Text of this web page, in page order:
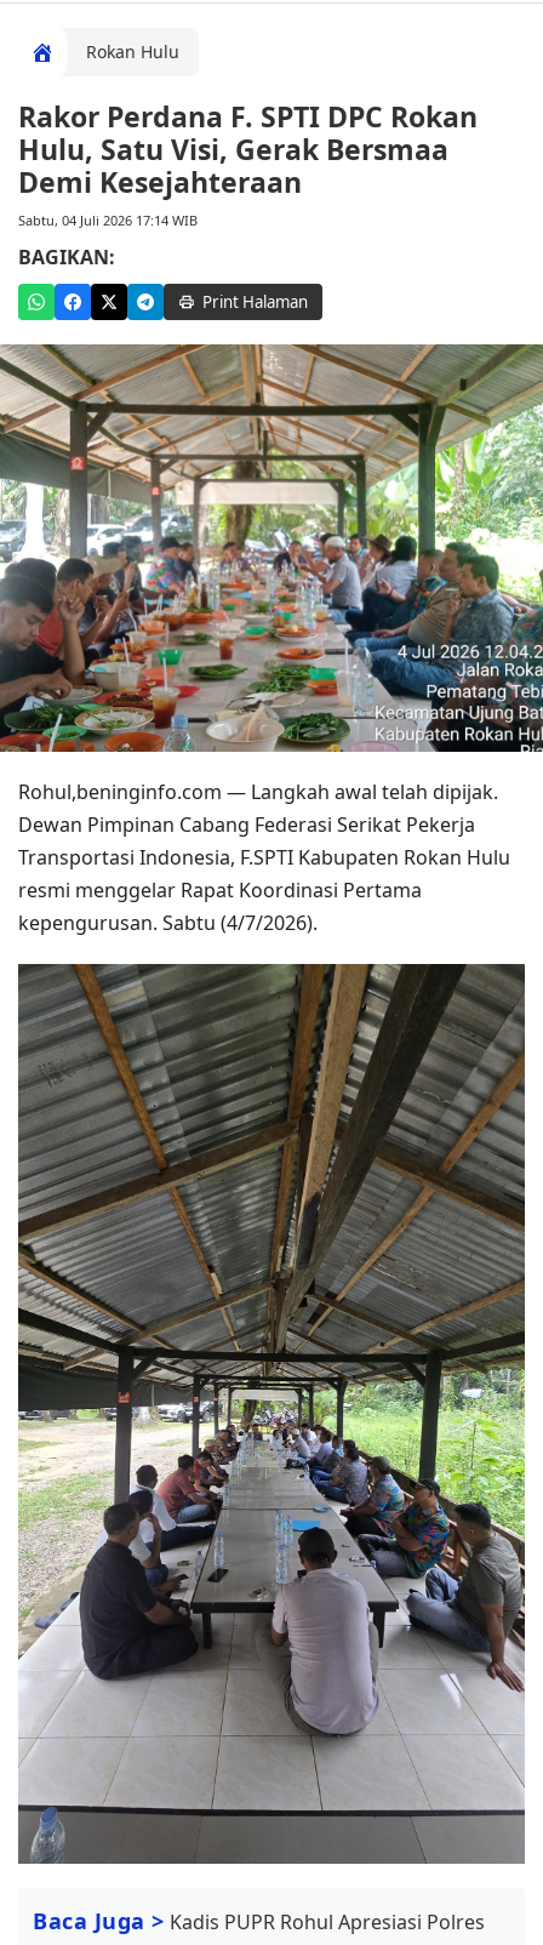
Rokan Hulu
Rakor Perdana F. SPTI DPC Rokan
Hulu, Satu Visi, Gerak Bersmaa
Demi Kesejahteraan
Sabtu, 04 Juli 2026 17:14 WIB
BAGIKAN:
Print Halaman
Rohul,beninginfo.com — Langkah awal telah dipijak.
Dewan Pimpinan Cabang Federasi Serikat Pekerja
Transportasi Indonesia, F.SPTI Kabupaten Rokan Hulu
resmi menggelar Rapat Koordinasi Pertama
kepengurusan. Sabtu (4/7/2026).
Baca Juga > Kadis PUPR Rohul Apresiasi Polres